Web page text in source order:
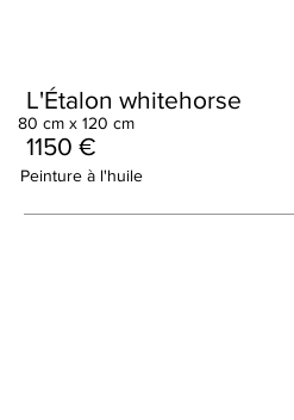
L'Étalon whitehorse
Peinture à l'huile
1150 €
80 cm x 120 cm